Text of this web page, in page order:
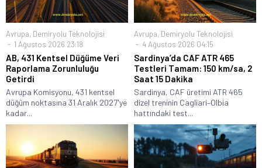
Avrupa, Demiryolu Teknolojisi
1 Ağustos 2026 23:18
AB, 431 Kentsel Düğüme Veri
Raporlama Zorunluluğu
Getirdi
Avrupa Komisyonu, 431 kentsel
düğüm noktasına 31 Aralık 2027'ye
kadar...
Avrupa, Demiryolu Teknolojisi
4 Ağustos 2026 04:15
Sardinya’da CAF ATR 465
Testleri Tamam: 150 km/sa, 2
Saat 15 Dakika
Sardinya, CAF üretimi ATR 465
dizel treninin Cagliari–Olbia
hattındaki test...